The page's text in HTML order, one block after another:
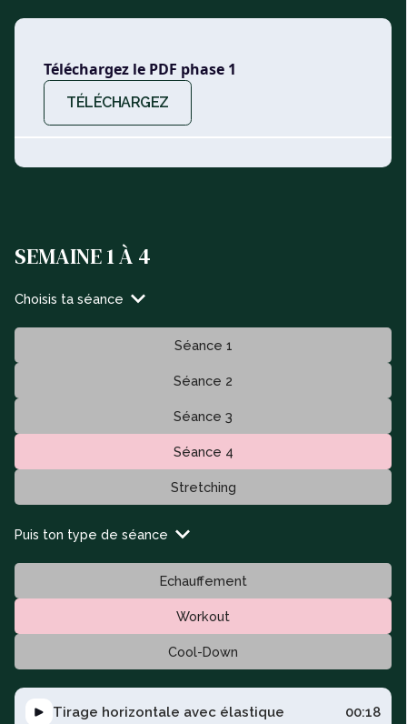
Téléchargez le PDF phase 1
TÉLÉCHARGEZ
SEMAINE 1 À 4
Choisis ta séance
Séance 1
Séance 2
Séance 3
Séance 4
Stretching
Puis ton type de séance
Echauffement
Workout
Cool-Down
Tirage horizontale avec élastique 00:18